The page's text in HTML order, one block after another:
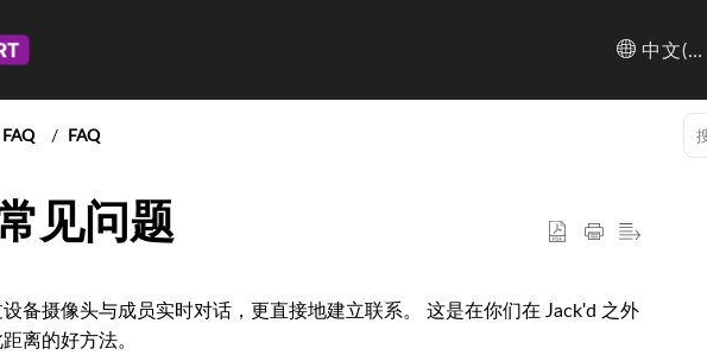
中文(简体)
FAQ
见问题
备摄像头与成员实时对话，更直接地建立联系。 这是在你们在 Jack'd 之外
离的好方法。